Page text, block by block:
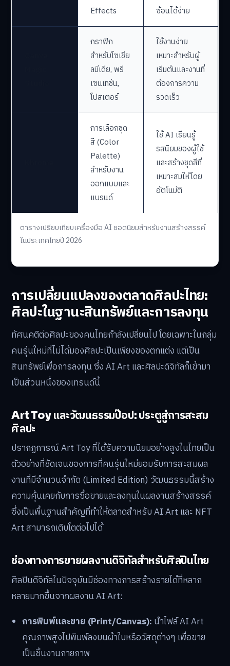
ตารางเปรียบเทียบเครื่องมือ AI ยอดนิยมสำหรับงานสร้างสรรค์
ในประเทศไทยปี 2026
Effects
ซ้อนได้ง่าย
กราฟิก
สำหรับโซเชีย
ลมีเดีย, พรี
เซนเทชัน,
โปสเตอร์
ใช้งานง่าย
เหมาะสำหรับผู้
เริ่มต้นและงานที่
ต้องการความ
รวดเร็ว
การเลือกชุด
สี (Color
Palette)
สำหรับงาน
ออกแบบและ
แบรนด์
ใช้ AI เรียนรู้
รสนิยมของผู้ใช้
และสร้างชุดสีที่
เหมาะสมให้โดย
อัตโนมัติ
การเปลี่ยนแปลงของตลาดศิลปะไทย:
ศิลปะในฐานะสินทรัพย์และการลงทุน
ทัศนคติต่อศิลปะของคนไทยกำลังเปลี่ยนไป โดยเฉพาะในกลุ่ม
คนรุ่นใหม่ที่ไม่ได้มองศิลปะเป็นเพียงของตกแต่ง แต่เป็น
สินทรัพย์เพื่อการลงทุน ซึ่ง AI Art และศิลปะดิจิทัลก็เข้ามา
เป็นส่วนหนึ่งของเทรนด์นี้
Art Toy และวัฒนธรรมป๊อป: ประตูสู่การสะสม
ศิลปะ
ปรากฏการณ์ Art Toy ที่ได้รับความนิยมอย่างสูงในไทยเป็น
ตัวอย่างที่ชัดเจนของการที่คนรุ่นใหม่ยอมรับการสะสมผล
งานที่มีจำนวนจำกัด (Limited Edition) วัฒนธรรมนี้สร้าง
ความคุ้นเคยกับการซื้อขายและลงทุนในผลงานสร้างสรรค์
ซึ่งเป็นพื้นฐานสำคัญที่ทำให้ตลาดสำหรับ AI Art และ NFT
Art สามารถเติบโตต่อไปได้
ช่องทางการขายผลงานดิจิทัลสำหรับศิลปินไทย
ศิลปินดิจิทัลในปัจจุบันมีช่องทางการสร้างรายได้ที่หลาก
หลายมากขึ้นจากผลงาน AI Art:
การพิมพ์และขาย (Print/Canvas): นำไฟล์ AI Art
คุณภาพสูงไปพิมพ์ลงบนผ้าใบหรือวัสดุต่างๆ เพื่อขาย
เป็นชิ้นงานกายภาพ